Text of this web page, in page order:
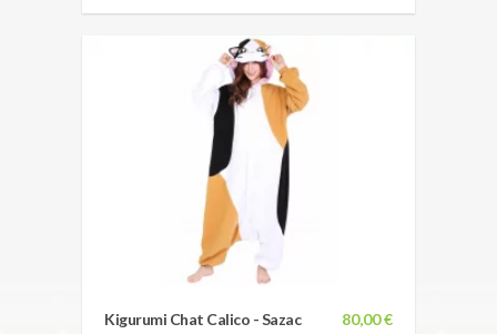
80,00 €
Kigurumi Chat Calico - Sazac